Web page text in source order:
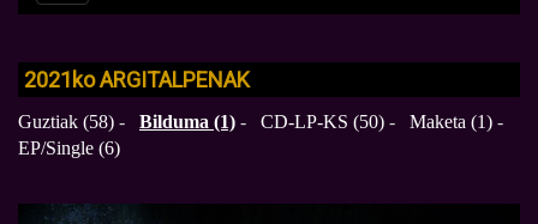
ireki
2021 koARGITALPENAK
Guztiak (58) - Bilduma (1) - CD-LP-KS (50) - Maketa (1) -
EP/Single (6)